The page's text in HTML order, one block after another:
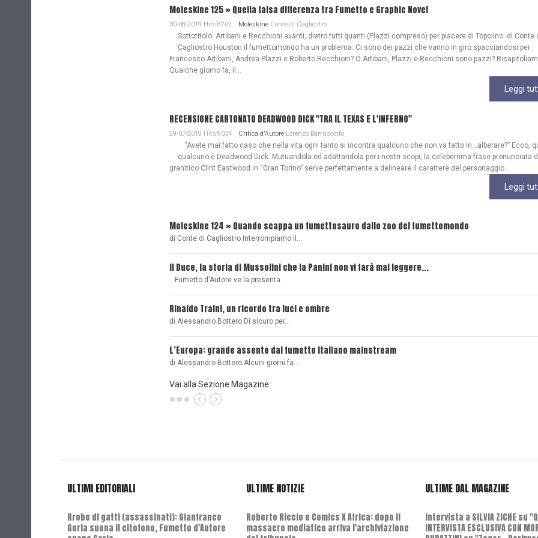
Moleskine 125 » Quella falsa differenza tra Fumetto e Graphic Novel
30-08-2019 Hits:8202 MoleskineConte di Cagliostro
Sottotitolo: Artibani e Recchioni avanti, dietro tutti quanti (Plazzi compreso) per piacere di Topolino. di Conte
Cagliostro Houston il fumettomondo ha un problema. Ci sono dei pazzi che vanno in giro spacciandosi per
Francesco Artibani, Andrea Plazzi e Roberto Recchioni? O Artibani, Plazzi e Recchioni sono pazzi?
Qualche giorno fa, il...
Leggi
RECENSIONE CARTONATO DEADWOOD DICK "TRA IL TEXAS E L'INFERNO"
29-07-2019 Hits:9034 Critica d'AutoreLorenzo Barruscotto
"Avete mai fatto caso che nella vita ogni tanto si incontra qualcuno che non va fatto in…alberare?” Ecco,
qualcuno è Deadwood Dick. Mutuandola ed adattandola per i nostri scopi, la celeberrima frase pronunciata
granitico Clint Eastwood in “Gran Torino” serve perfettamente a delineare il carattere del personaggio...
Leggi
Moleskine 124 » Quando scappa un fumettosauro dallo zoo del fumettomondo
di Conte di Cagliostro Interrompiamo il…
Il Duce, la storia di Mussolini che la Panini non vi farà mai leggere...
...Fumetto d'Autore ve la presenta…
Rinaldo Traini, un ricordo tra luci e ombre
di Alessandro Bottero Di sicuro per…
L’Europa: grande assente dal fumetto italiano mainstream
di Alessandro Bottero Alcuni giorni fa…
Vai alla Sezione Magazine
ULTIMI EDITORIALI
Rrobe di gatti (assassinati): Gianfranco
Goria suona il citofono, Fumetto d'Autore
ULTIME NOTIZIE
Roberto Riccio e Comics X Africa: dopo il
massacro mediatico arriva l'archiviazione
ULTIME DAL MAGAZINE
Intervista a SILVIA ZICHE su
INTERVISTA ESCLUSIVA CON